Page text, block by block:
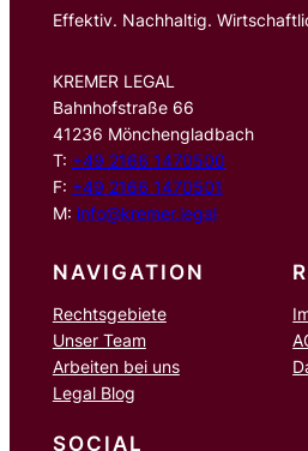
Effektiv. Nachhaltig.
KREMER LEGAL
Bahnhofstraße 66
41236 Mönchengladbach
T: +49 2166 1470500
F: +49 2166 1470501
M: info@kremer.legal
NAVIGATION
Rechtsgebiete
Unser Team
Arbeiten bei uns
Legal Blog
SOCIAL